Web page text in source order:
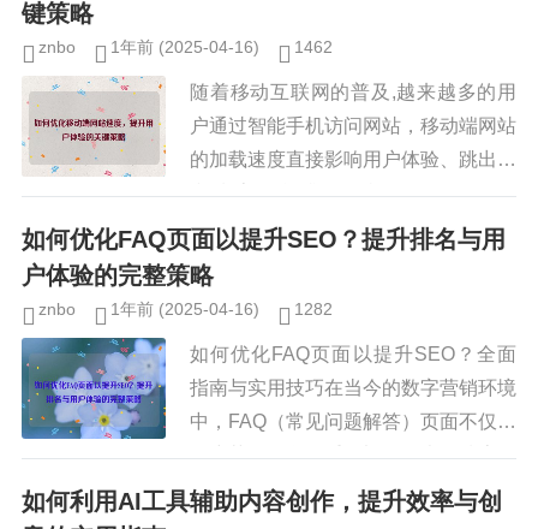
键策略
znbo 1年前 (2025-04-16) 1462
随着移动互联网的普及,越来越多的用
户通过智能手机访问网站，移动端网站
的加载速度直接影响用户体验、跳出率
和搜索引擎排名，根据Google的研
究，53%的用户会在3秒内放弃加载缓
慢的移动网站，优化移动端网...
如何优化FAQ页面以提升SEO？提升排名与用
户体验的完整策略
znbo 1年前 (2025-04-16) 1282
如何优化FAQ页面以提升SEO？全面
指南与实用技巧在当今的数字营销环境
中，FAQ（常见问题解答）页面不仅是
用户获取信息的重要渠道，也是搜索引
擎优化（SEO）的潜在金矿，一个结
如何利用AI工具辅助内容创作，提升效率与创